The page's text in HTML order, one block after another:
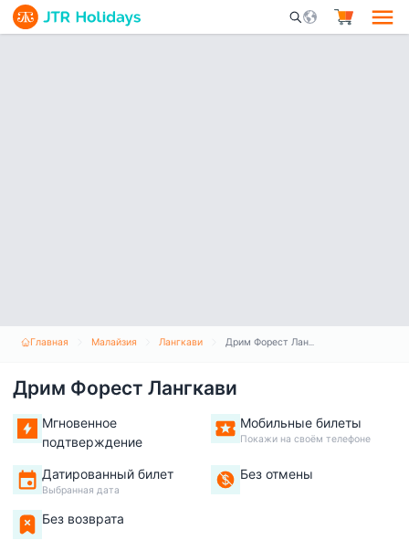
Mobile Search
Главная Малайзия Лангкави Дрим Форест Лангкави
Дрим Форест Лангкави
Мгновенное
подтверждение
Мобильные билеты
Покажи на своём телефоне
Датированный билет
Выбранная дата
Без отмены
Без возврата